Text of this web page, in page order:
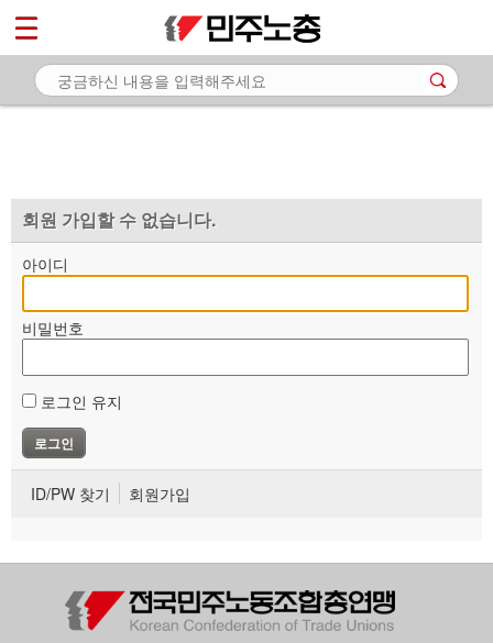
회원 가입할 수 없습니다.
아이디
비밀번호
로그인 유지
ID/PW 찾기 회원가입
마이페이지
소개
자료
부설기관